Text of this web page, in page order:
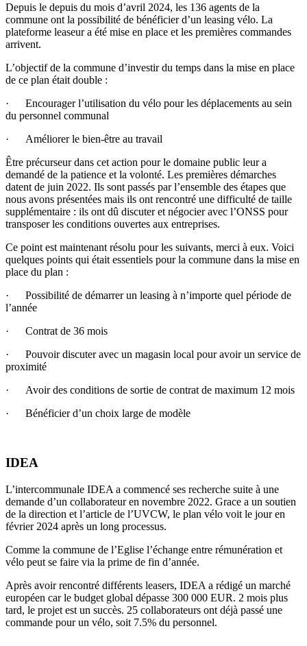
Depuis le depuis du mois d’avril 2024, les 136 agents de la
commune ont la possibilité de bénéficier d’un leasing vélo. La
plateforme leaseur a été mise en place et les premières commandes
arrivent.
L’objectif de la commune d’investir du temps dans la mise en place
de ce plan était double :
· Encourager l’utilisation du vélo pour les déplacements au sein
du personnel communal
· Améliorer le bien-être au travail
Être précurseur dans cet action pour le domaine public leur a
demandé de la patience et la volonté. Les premières démarches
datent de juin 2022. Ils sont passés par l’ensemble des étapes que
nous avons présentées mais ils ont rencontré une difficulté de taille
supplémentaire : ils ont dû discuter et négocier avec l’ONSS pour
transposer les conditions ouvertes aux entreprises.
Ce point est maintenant résolu pour les suivants, merci à eux. Voici
quelques points qui était essentiels pour la commune dans la mise en
place du plan :
· Possibilité de démarrer un leasing à n’importe quel période de
l’année
· Contrat de 36 mois
· Pouvoir discuter avec un magasin local pour avoir un service de
proximité
· Avoir des conditions de sortie de contrat de maximum 12 mois
· Bénéficier d’un choix large de modèle
IDEA
L’intercommunale IDEA a commencé ses recherche suite à une
demande d’un collaborateur en novembre 2022. Grace a un soutien
de la direction et l’article de l’UVCW, le plan vélo voit le jour en
février 2024 après un long processus.
Comme la commune de l’Eglise l’échange entre rémunération et
vélo peut se faire via la prime de fin d’année.
Après avoir rencontré différents leasers, IDEA a rédigé un marché
européen car le budget global dépasse 300 000 EUR. 2 mois plus
tard, le projet est un succès. 25 collaborateurs ont déjà passé une
commande pour un vélo, soit 7.5% du personnel.